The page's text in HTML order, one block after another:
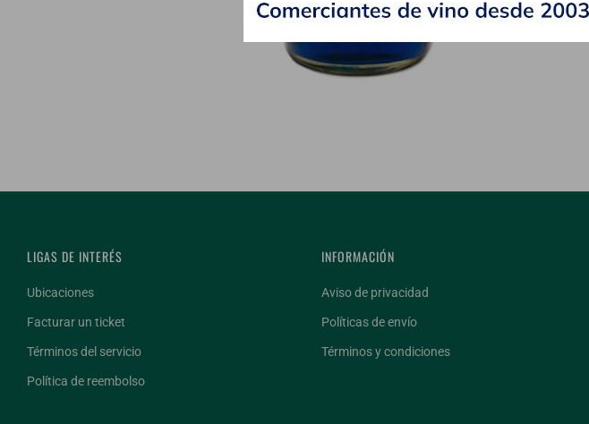
LIGAS DE INTERÉS
Ubicaciones
Facturar un ticket
Términos del servicio
Política de reembolso
INFORMACIÓN
Aviso de privacidad
Políticas de envío
Términos y condiciones